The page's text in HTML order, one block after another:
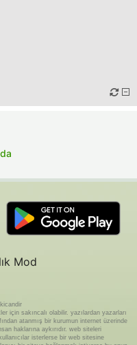
Mod
için sakıncalı olabilir. yazılardan yazarları
atanmış bir kurumun internet üzerinde
haklarına aykırıdır. web siteleri
isterlerse bir web sitesine